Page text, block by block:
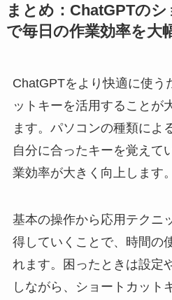
まとめ：ChatGPTの
で毎日の作業効率を大
ChatGPTをより快適に使う
ットキーを活用することが
ます。パソコンの種類によ
自分に合ったキーを覚えて
業効率が大きく向上します。
基本の操作から応用テクニ
得していくことで、時間の
れます。困ったときは設定
しながら、ショートカット